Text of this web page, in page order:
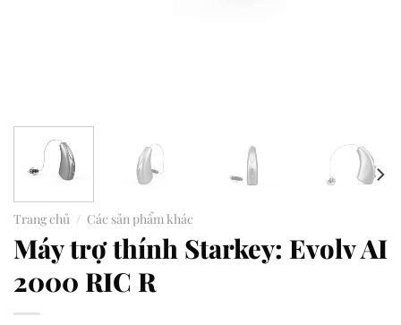
Trang chủ / Các sản phẩm khác
Máy trợ thính Starkey: Evolv AI
2000 RIC R